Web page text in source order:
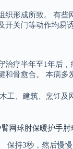
形成所致。 有
关门等动作均易
疗半年至1年后
骨愈合。 本病
工、建筑、烹饪
网球肘保暖护手肘
保持3秒，然后慢